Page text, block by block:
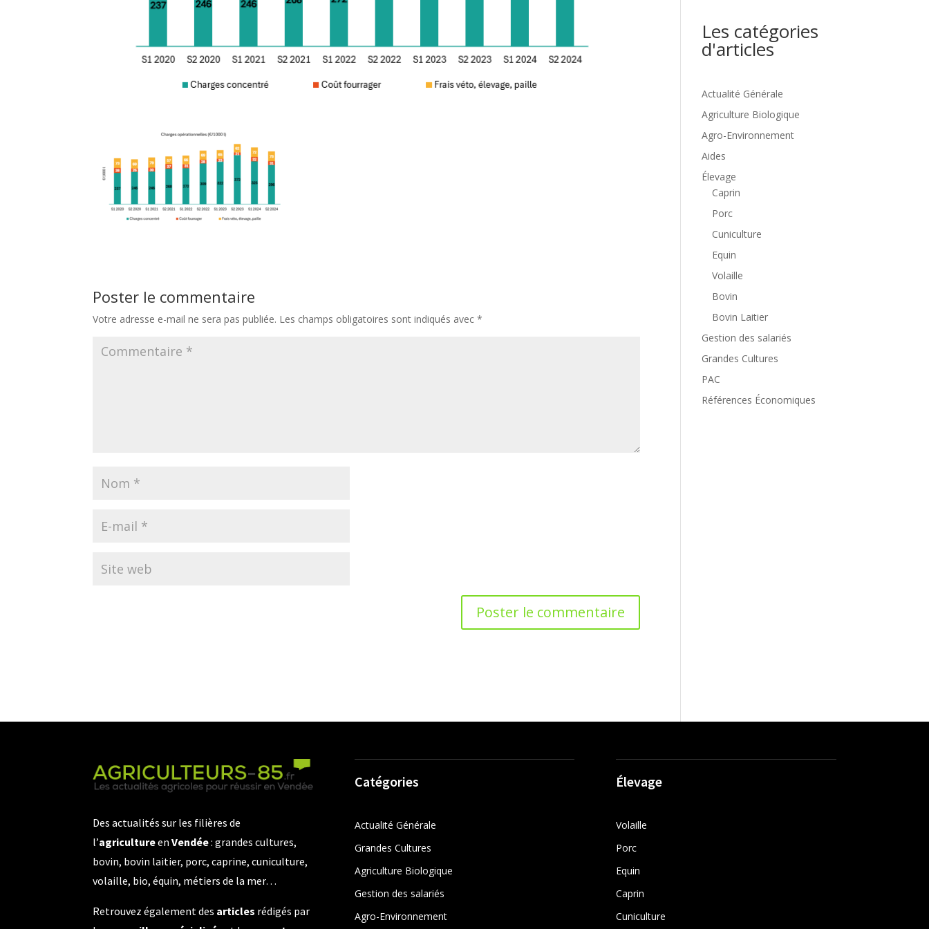
Poster le commentaire
Votre adresse e-mail ne sera pas publiée. Les champs obligatoires sont indiqués avec*
Les catégories
d'articles
Actualité Générale
Agriculture Biologique
Agro-Environnement
Aides
Élevage
Caprin
Porc
Cuniculture
Equin
Volaille
Bovin
Bovin Laitier
Gestion des salariés
Grandes Cultures
PAC
Références Économiques
Des actualités sur les filières de
l’agricultureenVendée: grandes cultures,
bovin, bovin laitier, porc, caprine, cuniculture,
volaille, bio, équin, métiers de la mer…
Retrouvez également des articles rédigés par
Catégories
Actualité Générale
Grandes Cultures
Agriculture Biologique
Gestion des salariés
Agro-Environnement
Élevage
Volaille
Porc
Equin
Caprin
Cuniculture